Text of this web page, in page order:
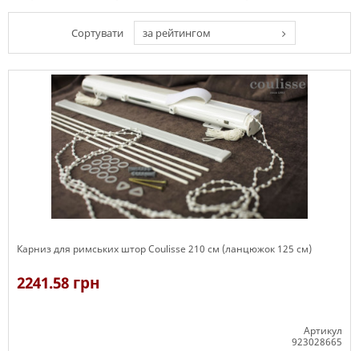
Сортувати за рейтингом
Карниз для римських штор Coulisse 210 см (ланцюжок 125 см)
2241.58 грн
Артикул
923028665